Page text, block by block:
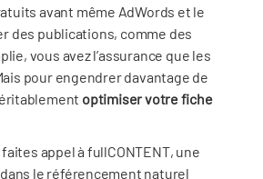
avant même AdWords et le
des publications, comme des
vous avez l’assurance que les
pour engendrer davantage de
optimiser votre fiche
appel à fullCONTENT, une
le référencement naturel